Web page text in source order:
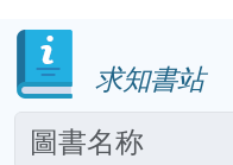
求知書站